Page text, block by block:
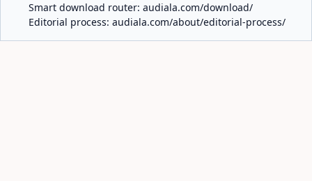
Smart download router: audiala.com/download/
Editorial process: audiala.com/about/editorial-process/